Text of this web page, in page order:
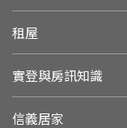
租屋
實登與房訊知識
信義居家